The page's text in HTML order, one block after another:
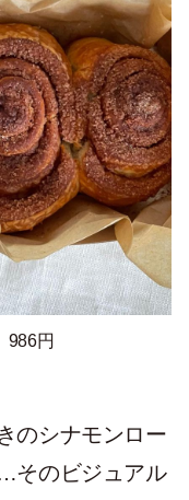
986円
のシナモンロー
そのビジュアル